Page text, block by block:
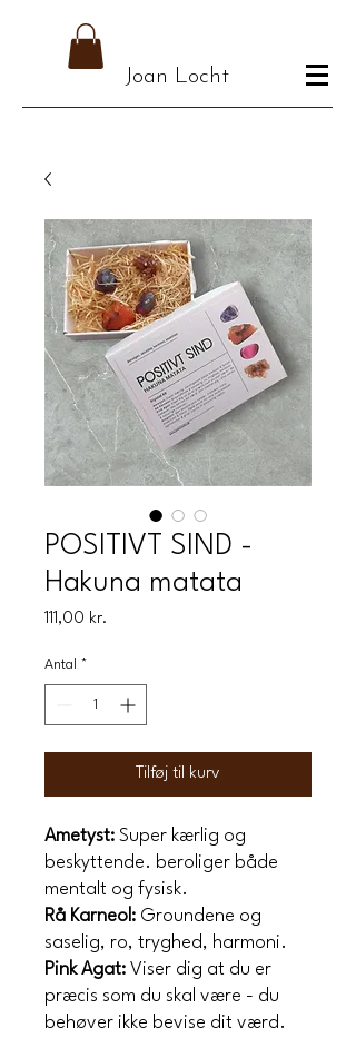
Joan Locht
POSITIVT SIND -
Hakuna matata
111,00 kr.
Antal *
Tilføj til kurv
Ametyst: Super kærlig og
beskyttende. beroliger både
mentalt og fysisk.
Rå Karneol: Groundene og
saselig, ro, tryghed, harmoni.
Pink Agat: Viser dig at du er
præcis som du skal være - du
behøver ikke bevise dit værd.